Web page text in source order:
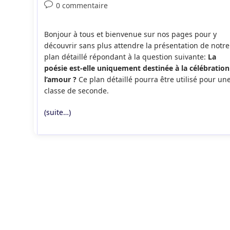
de
publiée :
Commentaires
publication :
0 commentaire
Bonjour à tous et bienvenue sur nos pages pour y
découvrir sans plus attendre la présentation de notre
plan détaillé répondant à la question suivante: La
poésie est-elle uniquement destinée à la
l’amour ?Ce plan détaillé pourra être utilisé pour
classe de seconde.
(suite…)